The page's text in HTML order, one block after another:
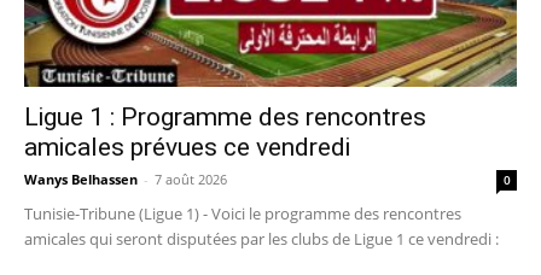
Ligue 1 : Programme des rencontres
amicales prévues ce vendredi
Wanys Belhassen - 7 août 2026 0
Tunisie-Tribune (Ligue 1) - Voici le programme des rencontres
amicales qui seront disputées par les clubs de Ligue 1 ce vendredi :